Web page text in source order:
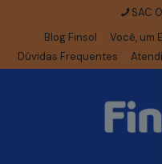
SAC
Blog Finsol
Você, um
Dúvidas Frequentes